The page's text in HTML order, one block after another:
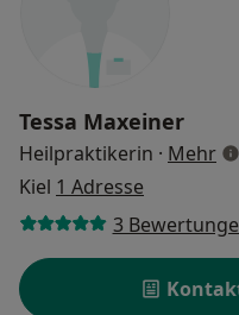
Tessa Maxeiner
Heilpraktikerin · Mehr
Kiel 1 Adresse
3